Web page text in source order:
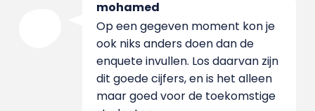
mohamed
Op een gegeven moment kon je
ook niks anders doen dan de
enquete invullen. Los daarvan zijn
dit goede cijfers, en is het alleen
maar goed voor de toekomstige